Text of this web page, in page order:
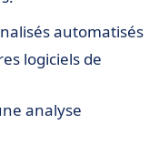
automatisés
logiciels de
analyse